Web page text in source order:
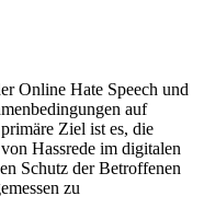
Online Hate Speech und
auf
Ziel ist es, die
Hassrede im digitalen
Schutz der Betroffenen
zu